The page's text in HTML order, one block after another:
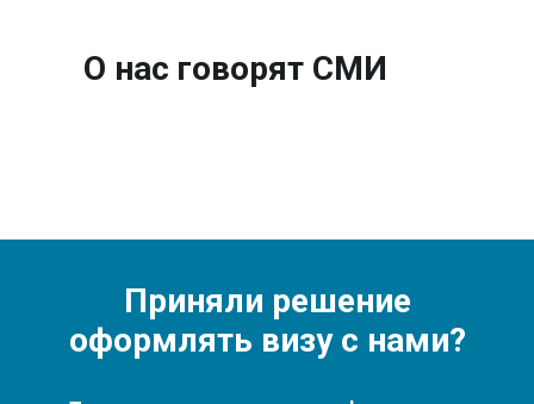
О нас говорят СМИ
Приняли решение
оформлять визу с нами?